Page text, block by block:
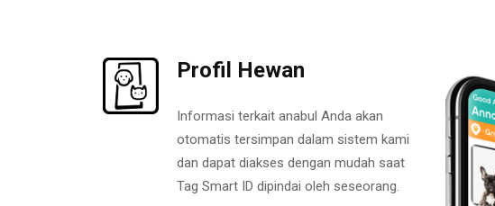
Profil Hewan
Informasi terkait anabul Anda akan
otomatis tersimpan dalam sistem kami
dan dapat diakses dengan mudah saat
Tag Smart ID dipindai oleh seseorang.